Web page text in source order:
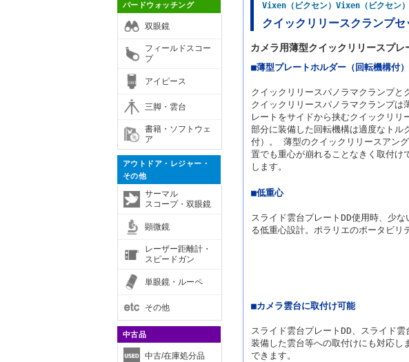
バードウォッチング
双眼鏡
フィールドスコー
プ
アイピース
三脚・雲台
書籍・ソフトウェ
ア
アウトドア・レジャー・
その他
サーマル
スコープ・双眼鏡
顕微鏡
レーザー距離計・
スピードガン
単眼鏡・ルーペ
その他
中古品
中古/在庫処分品
Vixen（ビクセン）Vixen（ビクセン
クイックリリースクランプセ
カメラ用薄型クイックリリースプレ
■薄型プレートホルダー（回転機構付）
クイックリリースパノラマクランプと
クイックリリースパノラマクランプ
レートをサイドから挟むクイックリ
部分に装備した回転機構は適度なトル
付）。 薄型のクイックリリースアン
置でも重心が崩れることなきく取付
します。
■低重心
スライド雲台プレートDD使用時、少
る低重心設計。ポラリエのポータビリ
■カメラ雲台に取付け可能
スライド雲台プレートDD、スライド
装備した雲台等への取付けにも対応
できます。